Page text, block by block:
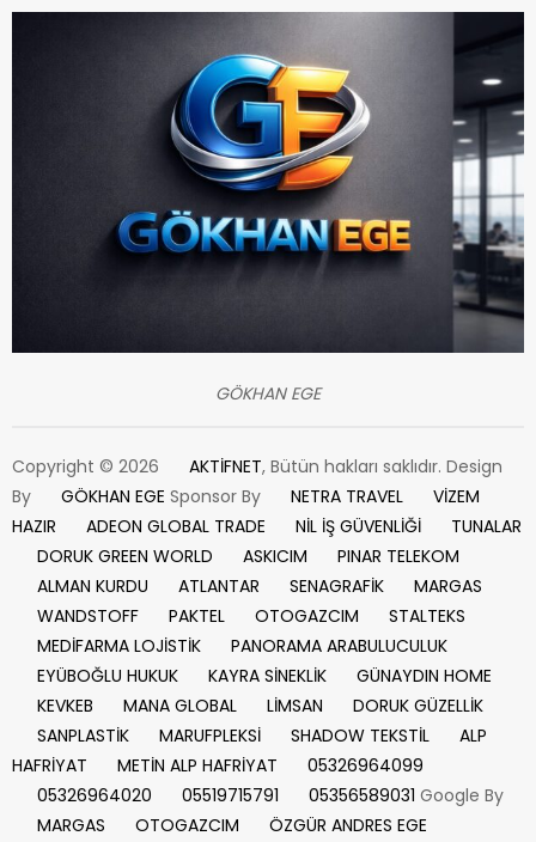
GÖKHAN EGE
Copyright © 2026 AKTİFNET, Bütün hakları saklıdır. Design
By
GÖKHAN EGE Sponsor By NETRA TRAVEL
VİZEM
HAZIR
ADEON GLOBAL TRADE NİL İŞ GÜVENLİĞİ
TUNALAR
DORUK GREEN WORLD
ASKICIM
PINAR TELEKOM
ALMAN KURDU
ATLANTAR SENAGRAFİK
MARGAS
WANDSTOFF
PAKTEL OTOGAZCIM
STALTEKS
MEDİFARMA LOJİSTİK
PANORAMA ARABULUCULUK
EYÜBOĞLU HUKUK
KAYRA SİNEKLİK
GÜNAYDIN HOME
KEVKEB
MANA GLOBAL LİMSAN
DORUK GÜZELLİK
SANPLASTİK
MARUFPLEKSİ SHADOW TEKSTİL
ALP
HAFRİYAT
METİN ALP HAFRİYAT
05326964099
05326964020
05519715791 05356589031 Google By
MARGAS
OTOGAZCIM
ÖZGÜR ANDRES EGE